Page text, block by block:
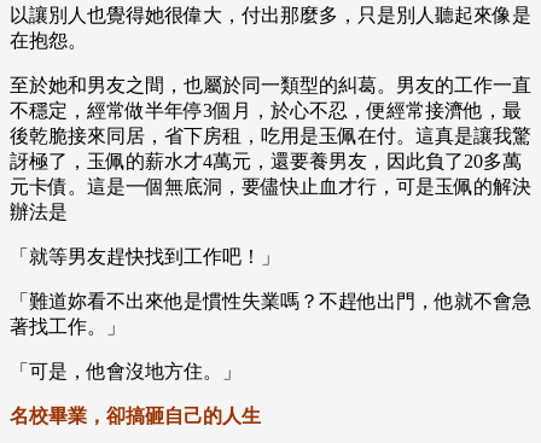
以讓別人也覺得她很偉大，付出那麼多，只是別人聽起來像是
在抱怨。
至於她和男友之間，也屬於同一類型的糾葛。男友的工作一直
不穩定，經常做半年停3個月，於心不忍，便經常接濟他，最
後乾脆接來同居，省下房租，吃用是玉佩在付。這真是讓我驚
訝極了，玉佩的薪水才4萬元，還要養男友，因此負了20多萬
元卡債。這是一個無底洞，要儘快止血才行，可是玉佩的解決
辦法是
「就等男友趕快找到工作吧！」
「難道妳看不出來他是慣性失業嗎？不趕他出門，他就不會急
著找工作。」
「可是，他會沒地方住。」
名校畢業，卻搞砸自己的人生